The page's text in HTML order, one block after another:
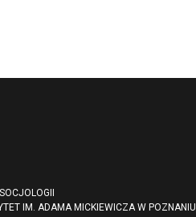
IM. ADAMA MICKIEWICZA W POZNANIU